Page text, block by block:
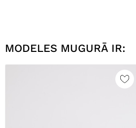
MODELES MUGURĀ IR: